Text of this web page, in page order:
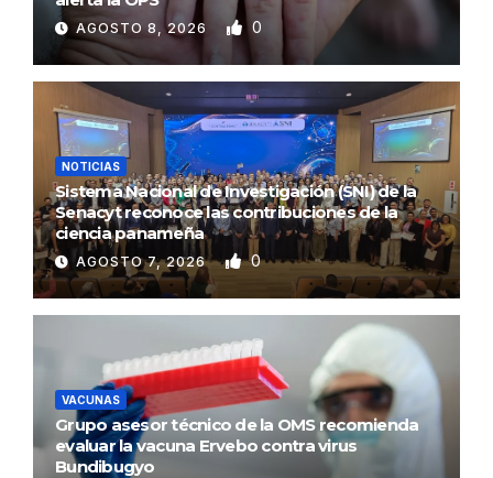
AGOSTO 8, 2026 0
NOTICIAS
Sistema Nacional de Investigación (SNI) de la
Senacyt reconoce las contribuciones de la
ciencia panameña
AGOSTO 7, 2026 0
VACUNAS
Grupo asesor técnico de la OMS recomienda
evaluar la vacuna Ervebo contra virus
Bundibugyo